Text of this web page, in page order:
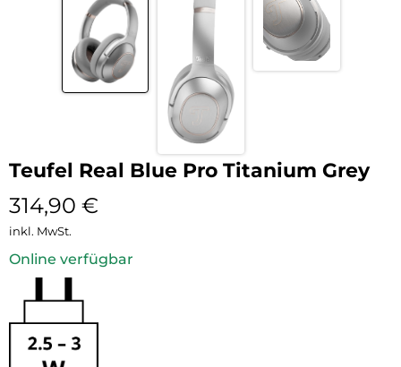
Teufel Real Blue Pro Titanium Grey
314,90 €
inkl. MwSt.
Online verfügbar